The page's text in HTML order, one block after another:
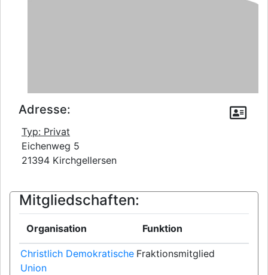
Adresse:
Typ: Privat
Eichenweg 5
21394 Kirchgellersen
Mitgliedschaften:
Organisation Funktion
Christlich Demokratische
Union
Fraktionsmitglied